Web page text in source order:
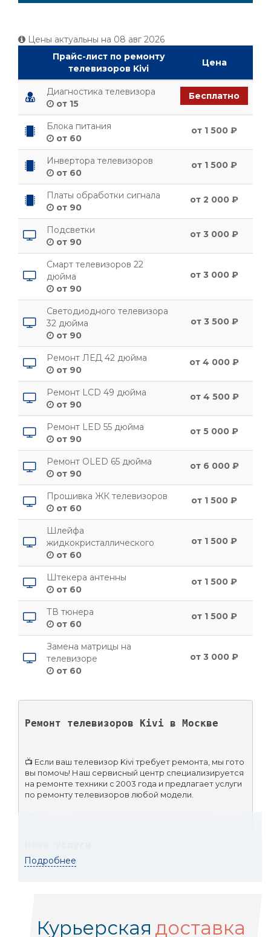
Цены актуальны на 08 авг 2026
Прайс-лист по ремонту
телевизоров Kivi
Цена
Диагностика телевизора
от 15
Бесплатно
Блока питания
от 60
от 1 500 ₽
Инвертора телевизоров
от 60
от 1 500 ₽
Платы обработки сигнала
от 90
от 2 000 ₽
Подсветки
от 90
от 3 000 ₽
Смарт телевизоров 22
дюйма
от 90
от 3 000 ₽
Светодиодного телевизора
32 дюйма
от 90
от 3 500 ₽
Ремонт ЛЕД 42 дюйма
от 90
от 4 000 ₽
Ремонт LCD 49 дюйма
от 90
от 4 500 ₽
Ремонт LED 55 дюйма
от 90
от 5 000 ₽
Ремонт OLED 65 дюйма
от 90
от 6 000 ₽
Прошивка ЖК телевизоров
от 60
от 1 500 ₽
Шлейфа
жидкокристаллического
от 60
от 1 500 ₽
Штекера антенны
от 60
от 1 500 ₽
ТВ тюнера
от 60
от 1 500 ₽
Замена матрицы на
телевизоре
от 60
от 3 000 ₽
Ремонт телевизоров Kivi в Москве
📺 Если ваш телевизор Kivi требует ремонта, мы гото
вы помочь! Наш сервисный центр специализируется
на ремонте техники с 2003 года и предлагает услуги
по ремонту телевизоров любой модели.
Подробнее
Курьерская доставка